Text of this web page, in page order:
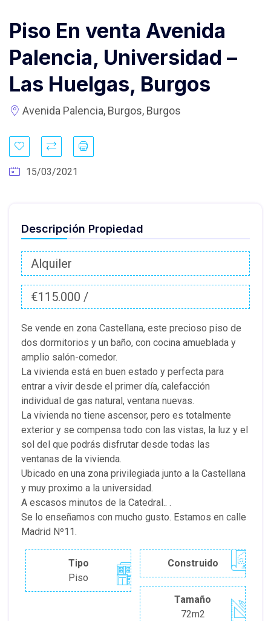
Piso En venta Avenida
Palencia, Universidad –
Las Huelgas, Burgos
Avenida Palencia, Burgos, Burgos
15/03/2021
Descripción Propiedad
Alquiler
€115.000 /
Se vende en zona Castellana, este precioso piso de
dos dormitorios y un baño, con cocina amueblada y
amplio salón-comedor.
La vivienda está en buen estado y perfecta para
entrar a vivir desde el primer día, calefacción
individual de gas natural, ventana nuevas.
La vivienda no tiene ascensor, pero es totalmente
exterior y se compensa todo con las vistas, la luz y el
sol del que podrás disfrutar desde todas las
ventanas de la vivienda.
Ubicado en una zona privilegiada junto a la Castellana
y muy proximo a la universidad.
A escasos minutos de la Catedral.. .
Se lo enseñamos con mucho gusto. Estamos en calle
Madrid Nº11.
Tipo
Piso
Construido
Tamaño
72m2